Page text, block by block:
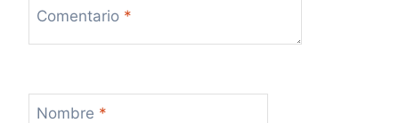
Comentario *
Nombre *